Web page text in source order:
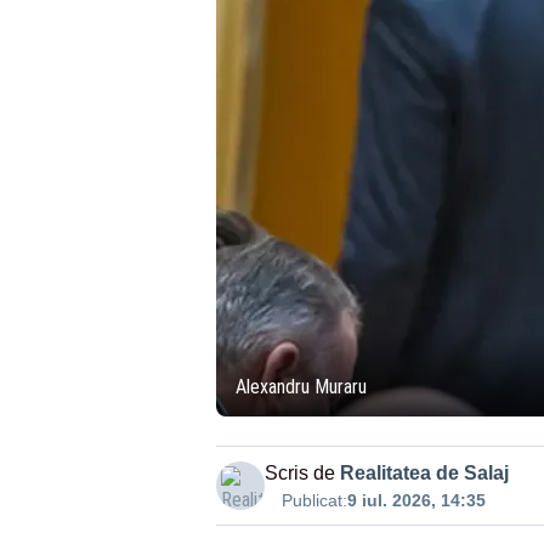
Alexandru Muraru
Scris de Realitatea de Salaj
Publicat:9 iul. 2026, 14:35